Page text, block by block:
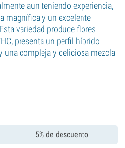
aun teniendo experiencia,
magnífica y un excelente
variedad produce flores
presenta un perfil híbrido
una compleja y deliciosa mezcla
5% de descuento